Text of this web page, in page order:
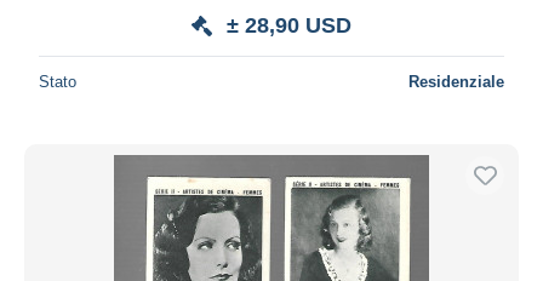
± 28,90 USD
Stato Residenziale